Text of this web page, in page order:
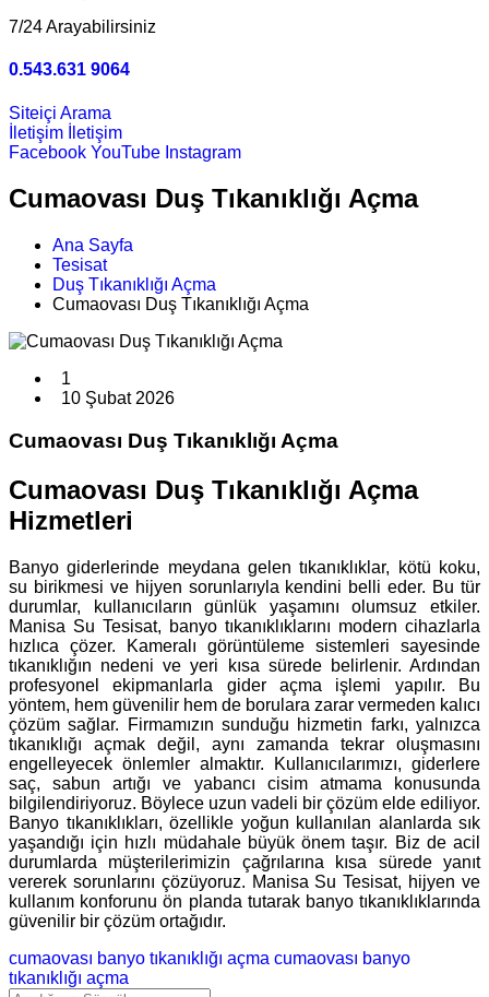
7/24 Arayabilirsiniz
0.543.631 9064
Siteiçi Arama
İletişim
İletişim
Facebook YouTube Instagram
Cumaovası Duş Tıkanıklığı Açma
Ana Sayfa
Tesisat
Duş Tıkanıklığı Açma
Cumaovası Duş Tıkanıklığı Açma
1
10 Şubat 2026
Cumaovası Duş Tıkanıklığı Açma
Cumaovası Duş Tıkanıklığı Açma
Hizmetleri
Banyo giderlerinde meydana gelen tıkanıklıklar, kötü koku,
su birikmesi ve hijyen sorunlarıyla kendini belli eder. Bu tür
durumlar, kullanıcıların günlük yaşamını olumsuz etkiler.
Manisa Su Tesisat, banyo tıkanıklıklarını modern cihazlarla
hızlıca çözer. Kameralı görüntüleme sistemleri sayesinde
tıkanıklığın nedeni ve yeri kısa sürede belirlenir. Ardından
profesyonel ekipmanlarla gider açma işlemi yapılır. Bu
yöntem, hem güvenilir hem de borulara zarar vermeden kalıcı
çözüm sağlar. Firmamızın sunduğu hizmetin farkı, yalnızca
tıkanıklığı açmak değil, aynı zamanda tekrar oluşmasını
engelleyecek önlemler almaktır. Kullanıcılarımızı, giderlere
saç, sabun artığı ve yabancı cisim atmama konusunda
bilgilendiriyoruz. Böylece uzun vadeli bir çözüm elde ediliyor.
Banyo tıkanıklıkları, özellikle yoğun kullanılan alanlarda sık
yaşandığı için hızlı müdahale büyük önem taşır. Biz de acil
durumlarda müşterilerimizin çağrılarına kısa sürede yanıt
vererek sorunlarını çözüyoruz. Manisa Su Tesisat, hijyen ve
kullanım konforunu ön planda tutarak banyo tıkanıklıklarında
güvenilir bir çözüm ortağıdır.
cumaovası banyo tıkanıklığı açma cumaovası banyo
tıkanıklığı açma